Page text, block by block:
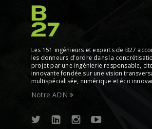
Les 151 ingénieurs et experts de B27
les donneurs d'ordre dans la
projet par une ingénierie responsable,
innovante fondée sur une vision
multispécialisée, numérique et éco
Notre ADN